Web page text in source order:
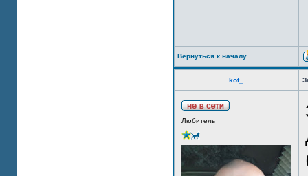
Вернуться к началу
kot_
Любитель